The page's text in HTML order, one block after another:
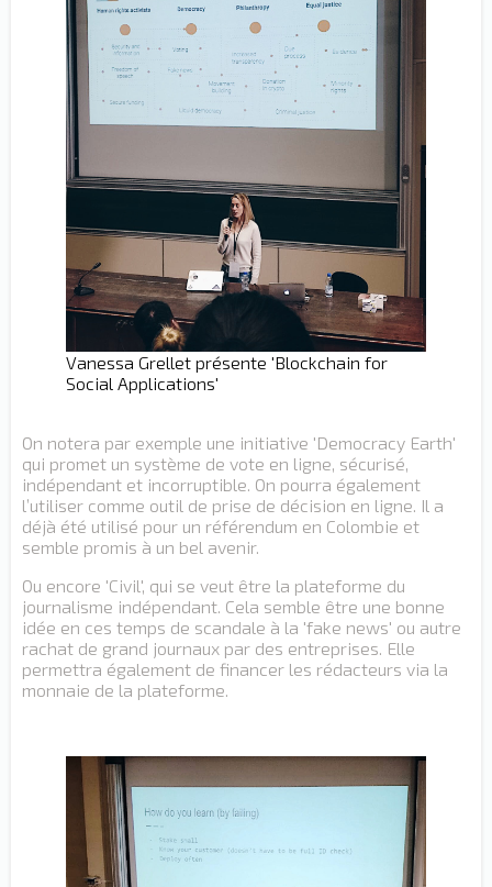
Vanessa Grellet présente 'Blockchain for
Social Applications'
On notera par exemple une initiative 'Democracy Earth'
qui promet un système de vote en ligne, sécurisé,
indépendant et incorruptible. On pourra également
l’utiliser comme outil de prise de décision en ligne. Il a
déjà été utilisé pour un référendum en Colombie et
semble promis à un bel avenir.
Ou encore 'Civil', qui se veut être la plateforme du
journalisme indépendant. Cela semble être une bonne
idée en ces temps de scandale à la 'fake news' ou autre
rachat de grand journaux par des entreprises. Elle
permettra également de financer les rédacteurs via la
monnaie de la plateforme.